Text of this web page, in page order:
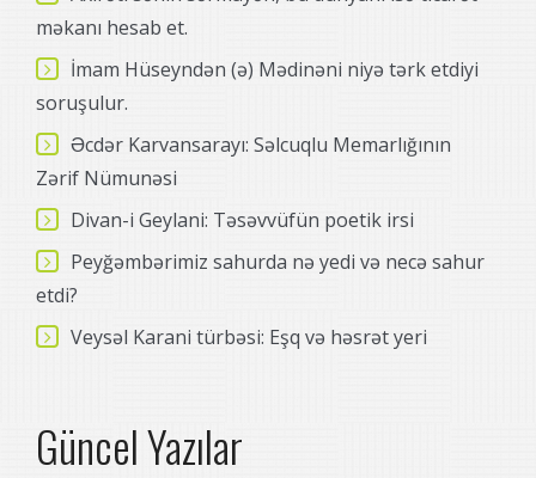
məkanı hesab et.
İmam Hüseyndən (ə) Mədinəni niyə tərk etdiyi
soruşulur.
Əcdər Karvansarayı: Səlcuqlu Memarlığının
Zərif Nümunəsi
Divan-i Geylani: Təsəvvüfün poetik irsi
Peyğəmbərimiz sahurda nə yedi və necə sahur
etdi?
Veysəl Karani türbəsi: Eşq və həsrət yeri
Güncel Yazılar